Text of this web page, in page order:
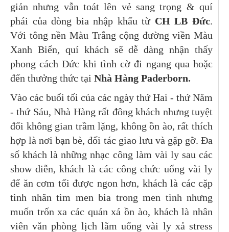
giản nhưng vẫn toát lên vẻ sang trọng & quí
phái của dòng bia nhập khẩu từCH LB Đức.
Với tông nền Màu Trắng cộng đường viền Màu
Xanh Biển, quí khách sẽ dễ dàng nhận thấy
phong cách Đức khi tình cờ đi ngang qua hoặc
đến thưởng thức tại Nhà Hàng Paderborn.
Vào các buổi tối của các ngày thứ Hai - thứ Năm
- thứ Sáu, Nhà Hàng rất đông khách nhưng tuyệt
đối không gian trầm lặng, không ồn ào, rất thích
hợp là nơi bạn bè, đối tác giao lưu và gặp gỡ. Đa
số khách là những nhạc công làm vài ly sau các
show diễn, khách là các công chức uống vài ly
để ăn cơm tối được ngon hơn, khách là các cặp
tình nhân tìm men bia trong men tình nhưng
muốn trốn xa các quán xá ồn ào, khách là nhân
viên văn phòng lịch lãm uống vài ly xả stress